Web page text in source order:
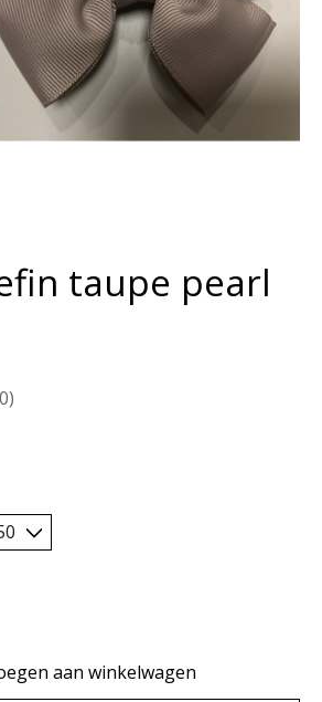
taupe pearl
dit product is
aan winkelwagen